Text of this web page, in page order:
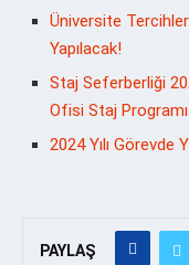
Üniversite
Yapılacak!
Staj Seferberliği
Ofisi Staj Programı
2024 Yılı Görevde
PAYLAŞ